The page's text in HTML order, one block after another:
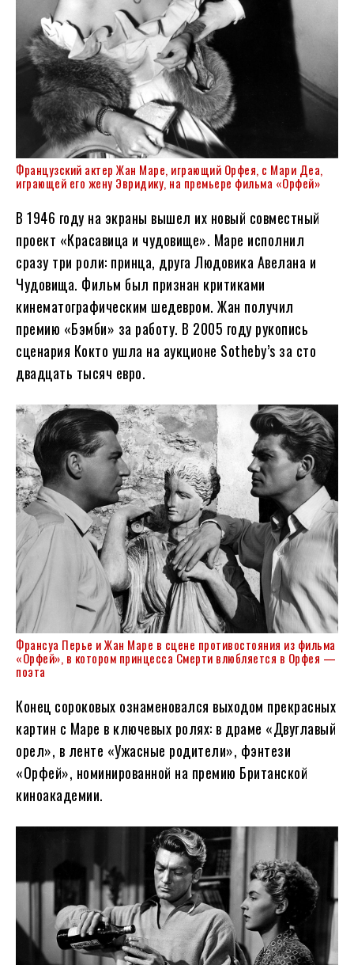
Французский актер Жан Маре, играющий Орфея, с Мари Деа,
играющей его жену Эвридику, на премьере фильма «Орфей»
В 1946 году на экраны вышел их новый совместный
проект «Красавица и чудовище». Маре исполнил
сразу три роли: принца, друга Людовика Авелана и
Чудовища. Фильм был признан критиками
кинематографическим шедевром. Жан получил
премию «Бэмби» за работу. В 2005 году рукопись
сценария Кокто ушла на аукционе Sotheby’s за сто
двадцать тысяч евро.
Франсуа Перье и Жан Маре в сцене противостояния из фильма
«Орфей», в котором принцесса Смерти влюбляется в Орфея —
поэта
Конец сороковых ознаменовался выходом прекрасных
картин с Маре в ключевых ролях: в драме «Двуглавый
орел», в ленте «Ужасные родители», фэнтези
«Орфей», номинированной на премию Британской
киноакадемии.